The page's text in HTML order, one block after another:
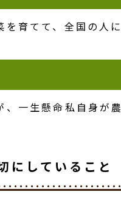
育てて、全国の人
、一生懸命私自身が
にしていること